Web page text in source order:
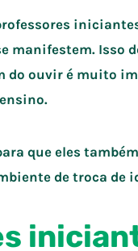
manifestem. Isso
do ouvir é muito
que eles
de troca de